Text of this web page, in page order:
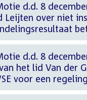
d.d. 8
Leijten over niet
d.d. 8
het lid Van der
voor een